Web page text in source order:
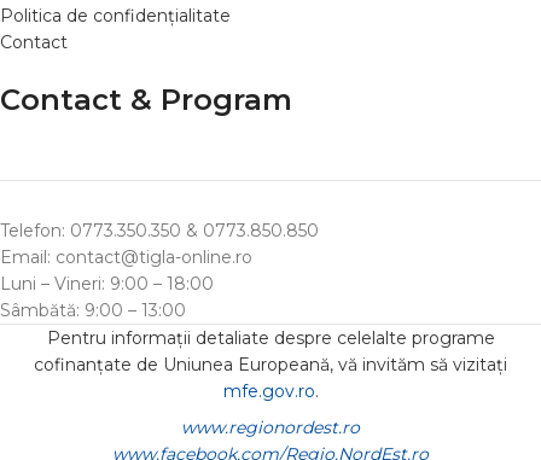
Politica de confidențialitate
Contact
Contact & Program
Telefon: 0773.350.350 & 0773.850.850
Email: contact@tigla-online.ro
Luni – Vineri: 9:00 – 18:00
Sâmbătă: 9:00 – 13:00
Pentru informații detaliate despre celelalte programe
cofinanțate de Uniunea Europeană, vă invităm să vizitați
mfe.gov.ro.
www.regionordest.ro
www.facebook.com/Regio.NordEst.ro